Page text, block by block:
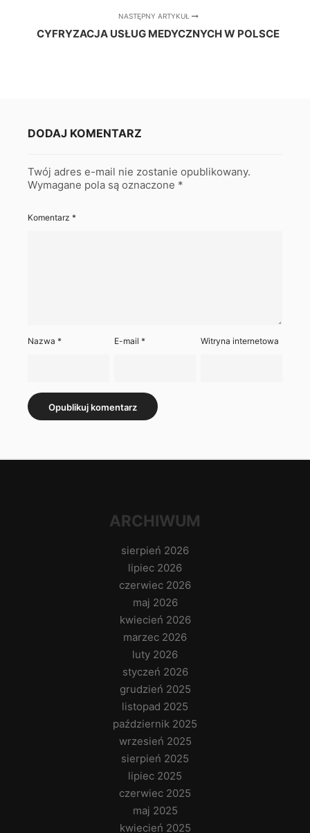
NASTĘPNY ARTYKUŁ
CYFRYZACJA USŁUG MEDYCZNYCH W POLSCE
DODAJ KOMENTARZ
Twój adres e-mail nie zostanie opublikowany.
Wymagane pola są oznaczone *
Komentarz *
Nazwa * E-mail* Witryna internetowa
ARCHIWUM
sierpień 2026
lipiec 2026
czerwiec 2026
maj 2026
kwiecień 2026
marzec 2026
luty 2026
styczeń 2026
grudzień 2025
listopad 2025
październik 2025
wrzesień 2025
sierpień 2025
lipiec 2025
czerwiec 2025
maj 2025
kwiecień 2025